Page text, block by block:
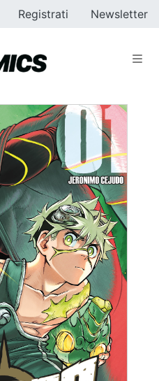
Registrati Newsletter